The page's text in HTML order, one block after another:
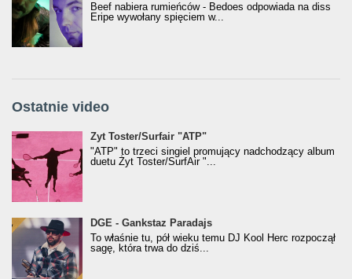
Beef nabiera rumieńców - Bedoes odpowiada na diss
Eripe wywołany spięciem w...
Ostatnie video
Żyt Toster/SurfAir - ATP VIDEO
Żyt Toster/Surfair "ATP"
"ATP" to trzeci singiel promujący nadchodzący album
duetu Żyt Toster/SurfAir "...
donGURALesko z nagrodą za
Klasyczny/Trueschoolowy Album Roku
(Popkillery 2023)
DGE - Gankstaz Paradajs
To właśnie tu, pół wieku temu DJ Kool Herc rozpoczął
sagę, która trwa do dziś...